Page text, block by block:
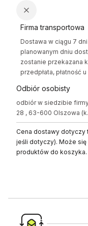
Firma transportowa
Dostawa w ciągu 7
planowanym dniu
zostanie przekazana
przedpłata, płatność
Odbiór osobisty
odbiór w siedzibie
28 , 63-600 Olszowa
Cena dostawy dotyczy
jeśli dotyczy). Może
produktów do koszyka.